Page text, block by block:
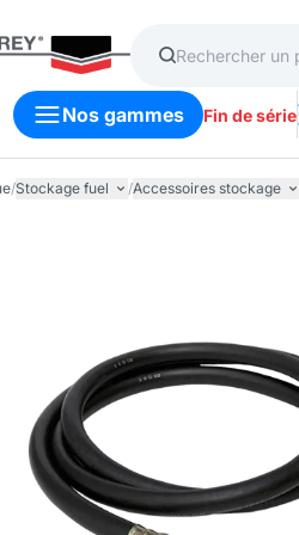
Nos gammes Fin de série
/Stockage fuel /Accessoires stockage